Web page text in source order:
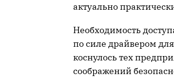
актуально
Необходимость
по силе драйвером
коснулось тех
соображений